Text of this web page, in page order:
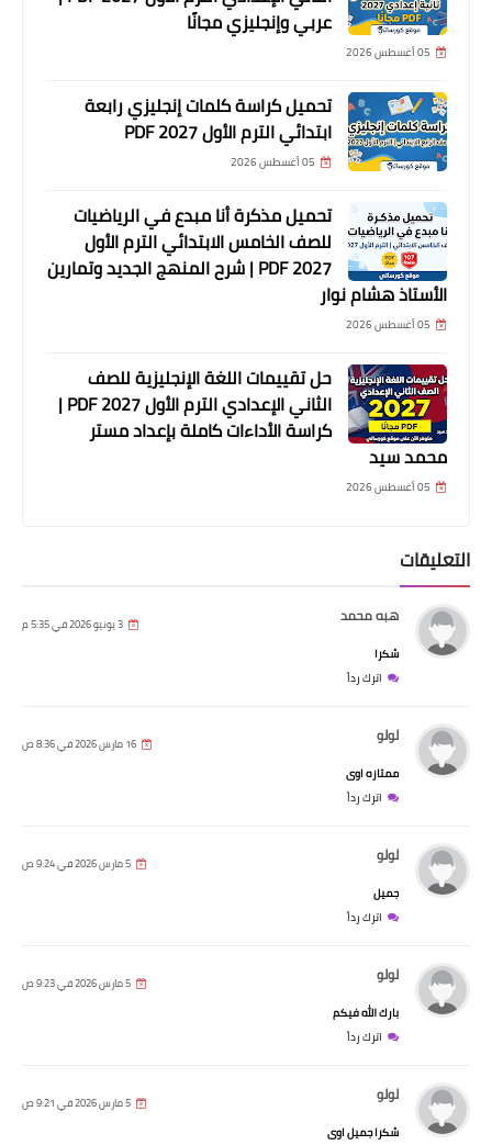
عربي وإنجليزي مجانًا
05 أغسطس 2026
تحميل كراسة كلمات إنجليزي رابعة
ابتدائي الترم الأول 2027 PDF
05 أغسطس 2026
تحميل مذكرة أنا مبدع في الرياضيات
للصف الخامس الابتدائي الترم الأول
2027 PDF | شرح المنهج الجديد وتمارين
الأستاذ هشام نوار
05 أغسطس 2026
حل تقييمات اللغة الإنجليزية للصف
الثاني الإعدادي الترم الأول 2027 PDF |
كراسة الأداءات كاملة بإعداد مستر
محمد سيد
05 أغسطس 2026
التعليقات
هبه محمد 3 يونيو 2026 في 5:35 م
شكرا
اترك رداً
لولو 16 مارس 2026 في 8:36 ص
ممتازه اوى
اترك رداً
لولو 5 مارس 2026 في 9:24 ص
جميل
اترك رداً
لولو 5 مارس 2026 في 9:23 ص
بارك الله فيكم
اترك رداً
لولو 5 مارس 2026 في 9:21 ص
شكرا جميل اوى